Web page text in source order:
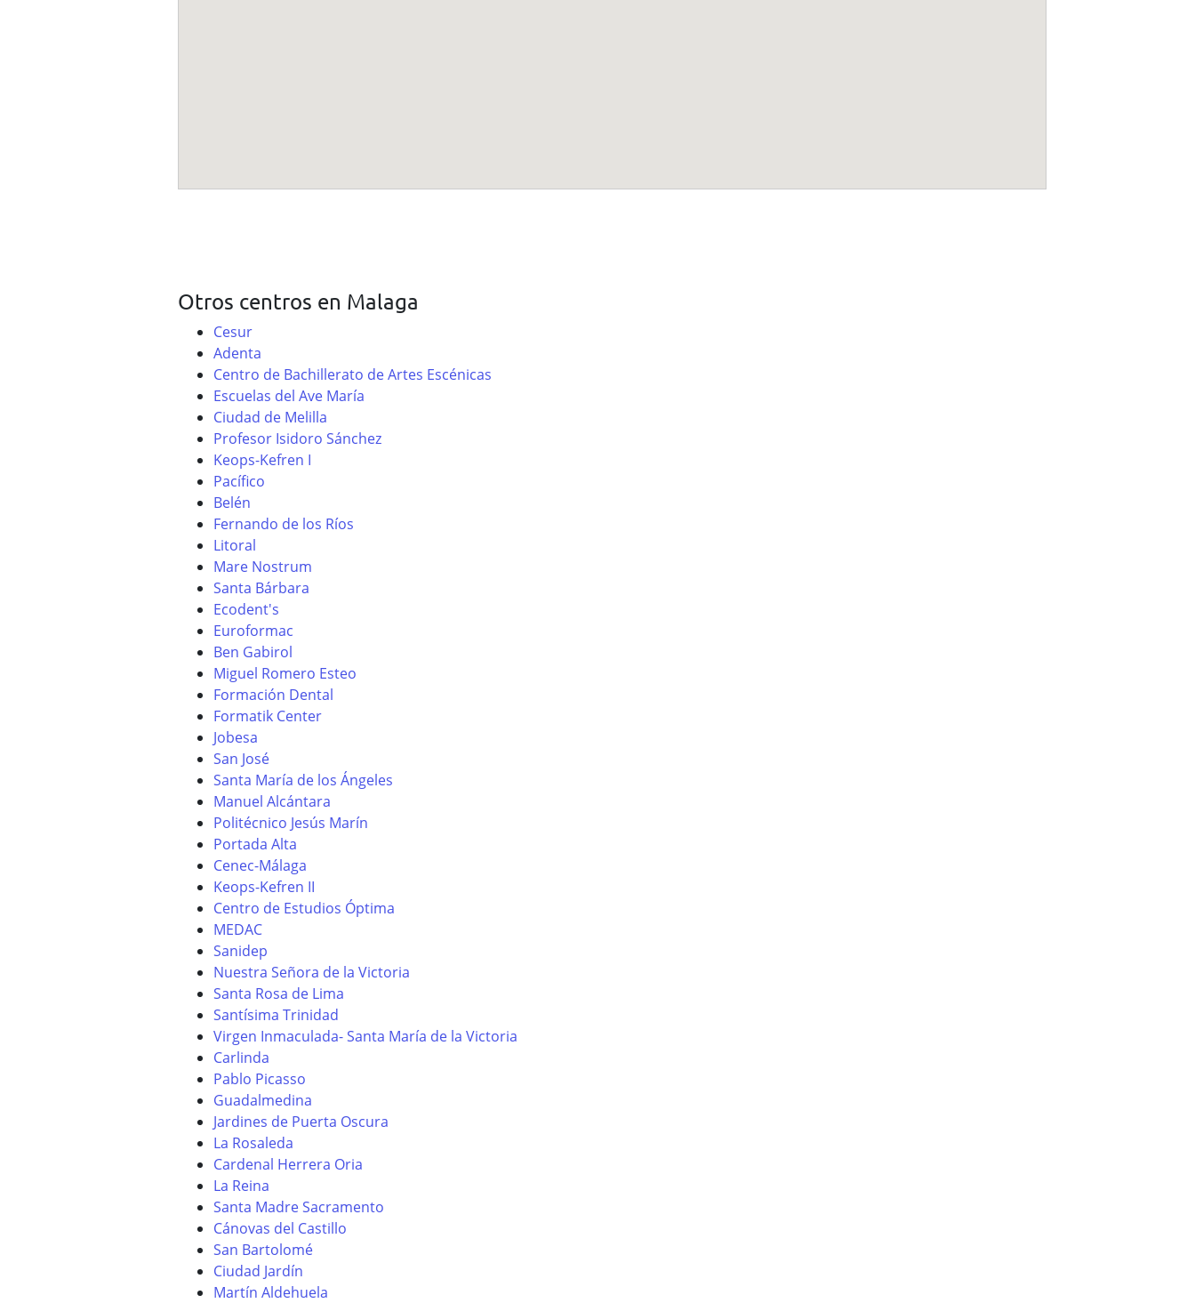
Otros centros en Malaga
Cesur
Adenta
Centro de Bachillerato de Artes Escénicas
Escuelas del Ave María
Ciudad de Melilla
Profesor Isidoro Sánchez
Keops-Kefren I
Pacífico
Belén
Fernando de los Ríos
Litoral
Mare Nostrum
Santa Bárbara
Ecodent's
Euroformac
Ben Gabirol
Miguel Romero Esteo
Formación Dental
Formatik Center
Jobesa
San José
Santa María de los Ángeles
Manuel Alcántara
Politécnico Jesús Marín
Portada Alta
Cenec-Málaga
Keops-Kefren II
Centro de Estudios Óptima
MEDAC
Sanidep
Nuestra Señora de la Victoria
Santa Rosa de Lima
Santísima Trinidad
Virgen Inmaculada- Santa María de la Victoria
Carlinda
Pablo Picasso
Guadalmedina
Jardines de Puerta Oscura
La Rosaleda
Cardenal Herrera Oria
La Reina
Santa Madre Sacramento
Cánovas del Castillo
San Bartolomé
Ciudad Jardín
Martín Aldehuela